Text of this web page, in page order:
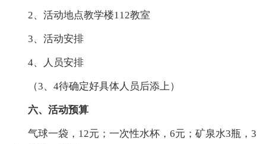
2、活动地点教学楼112教室
3、活动安排
4、人员安排
（3、4待确定好具体人员后添上）
六、活动预算
气球一袋，12元；一次性水杯，6元；矿泉水3瓶，3